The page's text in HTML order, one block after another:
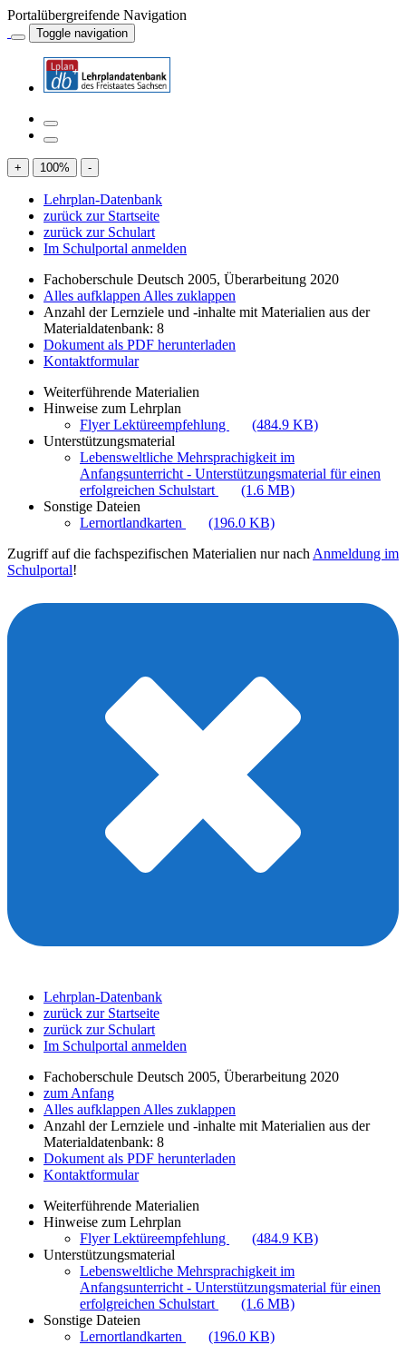
Portalübergreifende Navigation
Toggle navigation
+ 100% -
Lehrplan-Datenbank
zurück zur Startseite
zurück zur Schulart
Im Schulportal anmelden
Fachoberschule Deutsch 2005, Überarbeitung 2020
Alles aufklappen Alles zuklappen
Anzahl der Lernziele und -inhalte mit Materialien aus der
Materialdatenbank: 8
Dokument als PDF herunterladen
Kontaktformular
Weiterführende Materialien
Hinweise zum Lehrplan
Flyer Lektüreempfehlung
(484.9 KB)
Unterstützungsmaterial
Lebensweltliche Mehrsprachigkeit im
Anfangsunterricht - Unterstützungsmaterial für einen
erfolgreichen Schulstart
(1.6 MB)
Sonstige Dateien
Lernortlandkarten
(196.0 KB)
Zugriff auf die fachspezifischen Materialien nur nach Anmeldung im
Schulportal!
Lehrplan-Datenbank
zurück zur Startseite
zurück zur Schulart
Im Schulportal anmelden
Fachoberschule Deutsch 2005, Überarbeitung 2020
zum Anfang
Alles aufklappen Alles zuklappen
Anzahl der Lernziele und -inhalte mit Materialien aus der
Materialdatenbank: 8
Dokument als PDF herunterladen
Kontaktformular
Weiterführende Materialien
Hinweise zum Lehrplan
Flyer Lektüreempfehlung
(484.9 KB)
Unterstützungsmaterial
Lebensweltliche Mehrsprachigkeit im
Anfangsunterricht - Unterstützungsmaterial für einen
erfolgreichen Schulstart
(1.6 MB)
Sonstige Dateien
Lernortlandkarten
(196.0 KB)